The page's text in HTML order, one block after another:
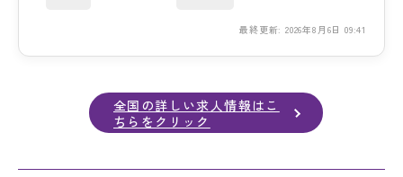
最終更新: 2026年8月6日 09:41
全国の詳しい求人情報はこ
ちらをクリック